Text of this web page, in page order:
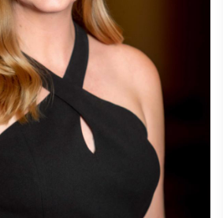
ク市のフォーダム大学で文学士号
アファックスのジョージ・メイソン
大学で経営学修士号を取得している。